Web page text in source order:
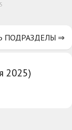
2025)
5
ПОДРАЗДЕЛЫ ⇒